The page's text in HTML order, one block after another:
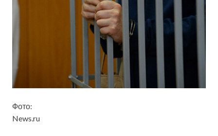
Фото:
News.ru